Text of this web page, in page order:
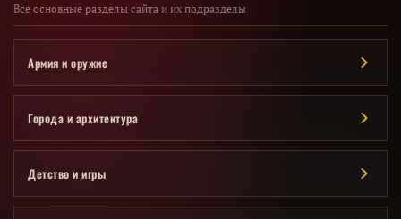
Все основные разделы сайта и их подразделы
Армия и оружие
Города и архитектура
Детство и игры